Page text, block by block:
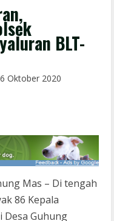
BLT-
Oktober 2020
Mas – Di tengah
86 Kepala
Desa Guhung